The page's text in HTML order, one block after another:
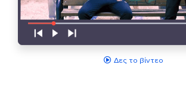
Δες το βίντεο